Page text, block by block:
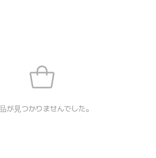
が見つかりませんでした。